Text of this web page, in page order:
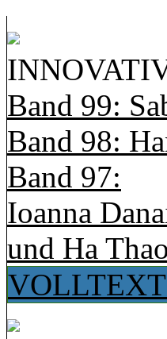
Band 99:
Band 98:
Band 97:
Ioanna
und Ha